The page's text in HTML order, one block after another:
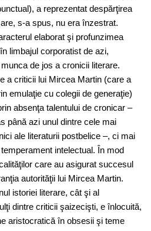
a reprezentat despărţirea
s-a spus, nu era înzestrat.
elaborat şi profunzimea
limbajul corporatist de azi,
de jos a cronicii literare.
a criticii lui Mircea Martin (care a
emulaţie cu colegii de generaţie)
absenţa talentului de cronicar –
până azi unul dintre cele mai
ale literaturii postbelice –, ci mai
intelectual. În mod
care au asigurat succesul
autorităţii lui Mircea Martin.
istoriei literare, cât şi al
dintre criticii şaizecişti, e înlocuită,
aristocratică în obsesii şi teme